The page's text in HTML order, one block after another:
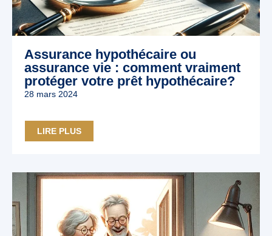
Assurance hypothécaire ou
assurance vie : comment vraiment
protéger votre prêt hypothécaire?
28 mars 2024
LIRE PLUS